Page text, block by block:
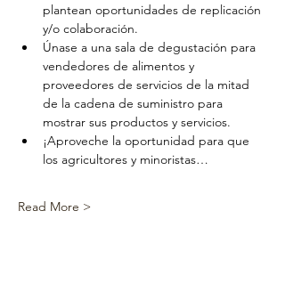
plantean oportunidades de replicación
y/o colaboración.
Únase a una sala de degustación para
vendedores de alimentos y
proveedores de servicios de la mitad
de la cadena de suministro para
mostrar sus productos y servicios.
¡Aproveche la oportunidad para que
los agricultores y minoristas…
Read More >